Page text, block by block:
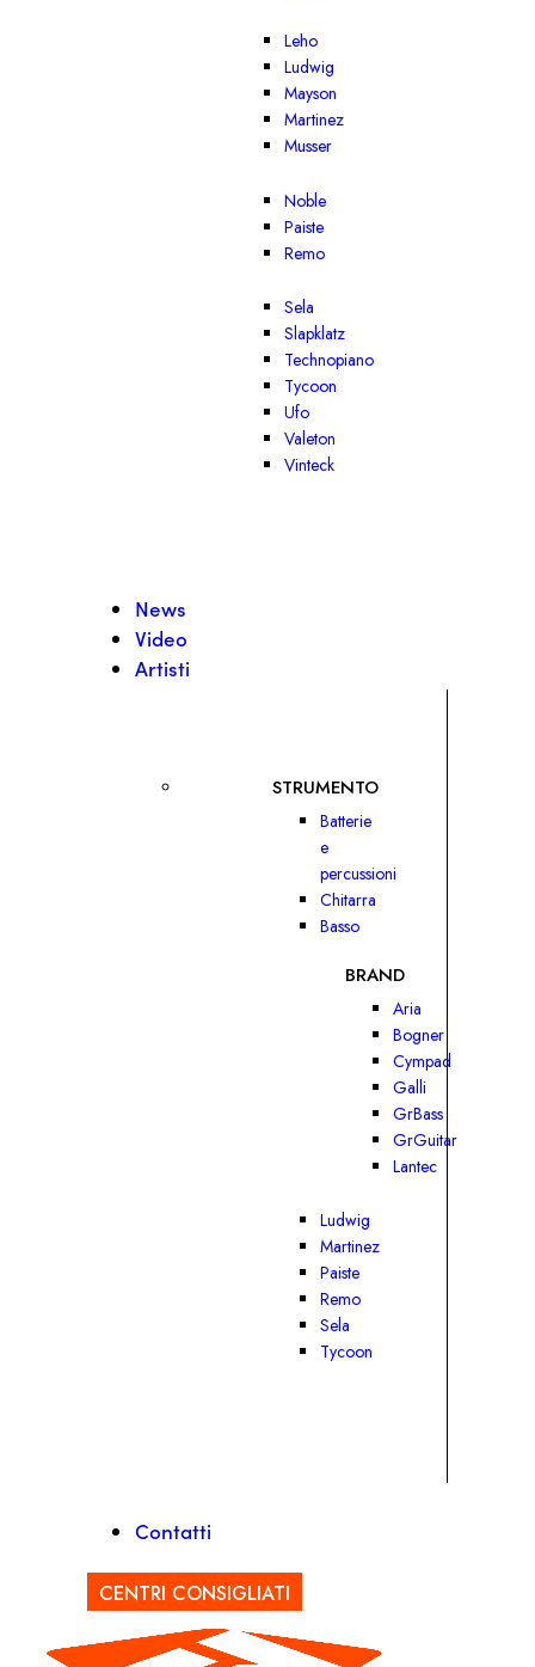
Leho
Ludwig
Mayson
Martinez
Musser
Noble
Paiste
Remo
Sela
Slapklatz
Technopiano
Tycoon
Ufo
Valeton
Vinteck
News
Video
Artisti
STRUMENTO
Batterie
e
percussioni
Chitarra
Basso
BRAND
Aria
Bogner
Cympad
Galli
GrBass
GrGuitar
Lantec
Ludwig
Martinez
Paiste
Remo
Sela
Tycoon
Contatti
CENTRI CONSIGLIATI